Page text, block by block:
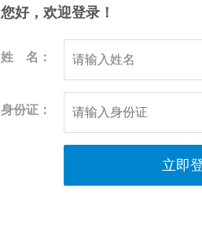
您好，欢迎登录！
姓 名：
身份证：